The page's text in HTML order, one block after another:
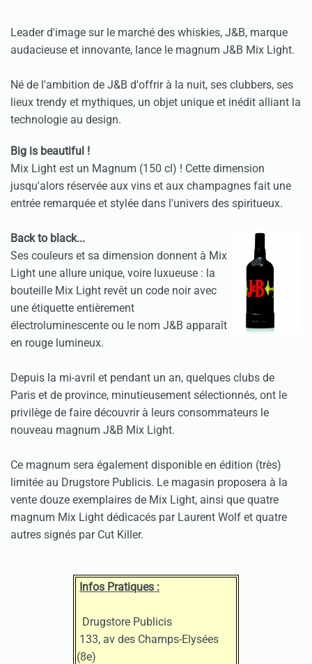
Leader d'image sur le marché des whiskies, J&B, marque
audacieuse et innovante, lance le magnum J&B Mix Light.
Né de l'ambition de J&B d'offrir à la nuit, ses clubbers, ses
lieux trendy et mythiques, un objet unique et inédit alliant la
technologie au design.
Big is beautiful !
Mix Light est un Magnum (150 cl) ! Cette dimension
jusqu'alors réservée aux vins et aux champagnes fait une
entrée remarquée et stylée dans l'univers des spiritueux.
Back to black...
Ses couleurs et sa dimension donnent à Mix
Light une allure unique, voire luxueuse : la
bouteille Mix Light revêt un code noir avec
une étiquette entièrement
électroluminescente ou le nom J&B apparaît
en rouge lumineux.
Depuis la mi-avril et pendant un an, quelques clubs de
Paris et de province, minutieusement sélectionnés, ont le
privilège de faire découvrir à leurs consommateurs le
nouveau magnum J&B Mix Light.
Ce magnum sera également disponible en édition (très)
limitée au Drugstore Publicis. Le magasin proposera à la
vente douze exemplaires de Mix Light, ainsi que quatre
magnum Mix Light dédicacés par Laurent Wolf et quatre
autres signés par Cut Killer.
Infos Pratiques :
Drugstore Publicis
133, av des Champs-Elysées
(8e)